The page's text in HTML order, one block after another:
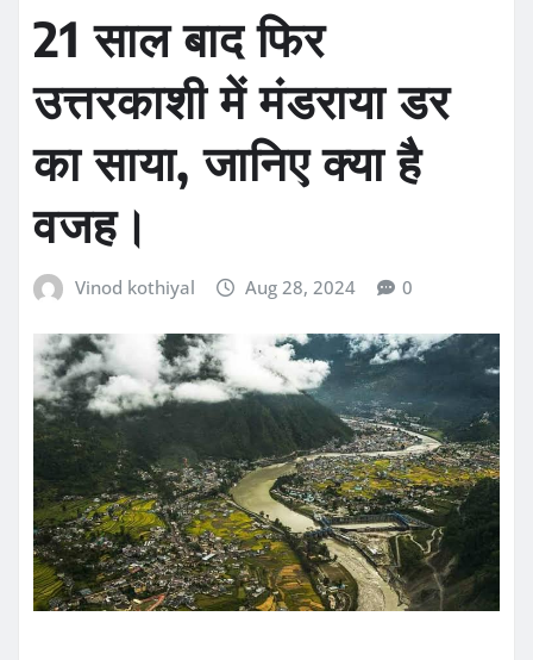
21 साल बाद फिर
उत्तरकाशी में मंडराया डर
का साया, जानिए क्या है
वजह।
Vinod kothiyal Aug 28, 2024 0